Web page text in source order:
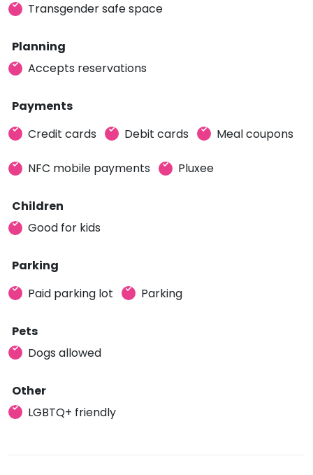
Transgender safe space
Planning
Accepts reservations
Payments
Credit cards
Debit cards Meal coupons
NFC mobile payments Pluxee
Children
Good for kids
Parking
Paid parking lot
Parking
Pets
Dogs allowed
Other
LGBTQ+ friendly